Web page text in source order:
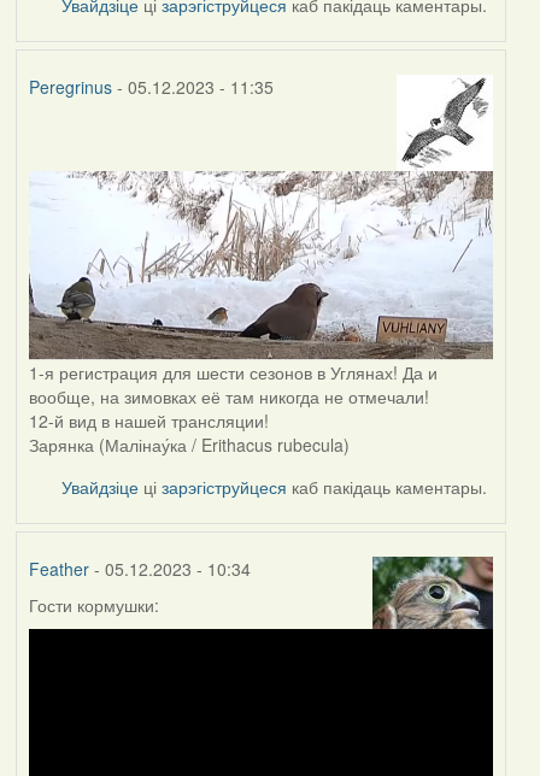
Peregrinus- 05.12.2023 - 11:35
1-я регистрация для шести сезонов в Углянах! Да и
вообще, на зимовках её там никогда не отмечали!
12-й вид в нашей трансляции!
Зарянка (Малінау́ка / Erithacus rubecula)
Увайдзіце цізарэгіструйцеся каб пакідаць каментары.
Feather- 05.12.2023 - 10:34
Гости кормушки: